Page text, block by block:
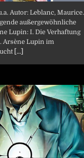
Autor: Leblanc, Maurice.
außergewöhnliche
Lupin: I. Die Verhaftung
Arsène Lupin im
[...]